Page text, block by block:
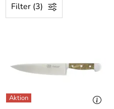
Filter (3)